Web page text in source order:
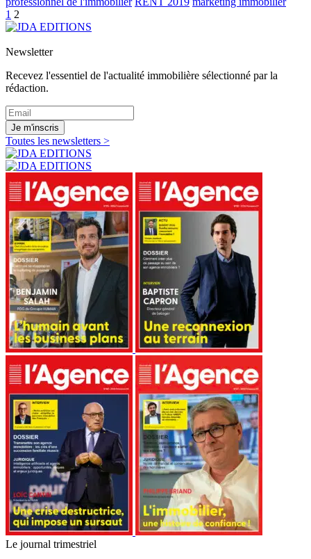
1 2
Newsletter
Recevez l'essentiel de l'actualité immobilière sélectionné par la
rédaction.
Je m'inscris
Toutes les newsletters >
Le journal trimestriel